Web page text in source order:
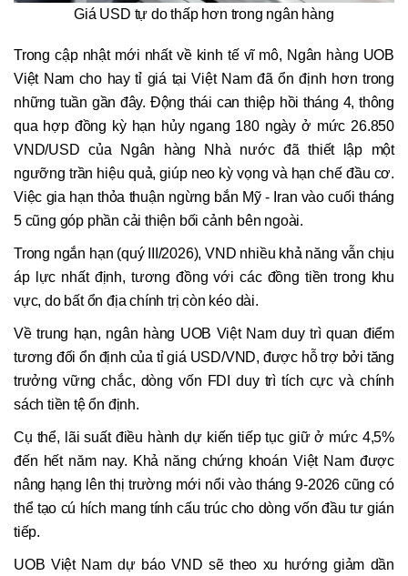
Giá USD tự do thấp hơn trong ngân hàng
Trong cập nhật mới nhất về kinh tế vĩ mô, Ngân hàng UOB
Việt Nam cho hay tỉ giá tại Việt Nam đã ổn định hơn trong
những tuần gần đây. Động thái can thiệp hồi tháng 4, thông
qua hợp đồng kỳ hạn hủy ngang 180 ngày ở mức 26.850
VND/USD của Ngân hàng Nhà nước đã thiết lập một
ngưỡng trần hiệu quả, giúp neo kỳ vọng và hạn chế đầu cơ.
Việc gia hạn thỏa thuận ngừng bắn Mỹ - Iran vào cuối tháng
5 cũng góp phần cải thiện bối cảnh bên ngoài.
Trong ngắn hạn (quý III/2026), VND nhiều khả năng vẫn chịu
áp lực nhất định, tương đồng với các đồng tiền trong khu
vực, do bất ổn địa chính trị còn kéo dài.
Về trung hạn, ngân hàng UOB Việt Nam duy trì quan điểm
tương đối ổn định của tỉ giá USD/VND, được hỗ trợ bởi tăng
trưởng vững chắc, dòng vốn FDI duy trì tích cực và chính
sách tiền tệ ổn định.
Cụ thể, lãi suất điều hành dự kiến tiếp tục giữ ở mức 4,5%
đến hết năm nay. Khả năng chứng khoán Việt Nam được
nâng hạng lên thị trường mới nổi vào tháng 9-2026 cũng có
thể tạo cú hích mang tính cấu trúc cho dòng vốn đầu tư gián
tiếp.
UOB Việt Nam dự báo VND sẽ theo xu hướng giảm dần